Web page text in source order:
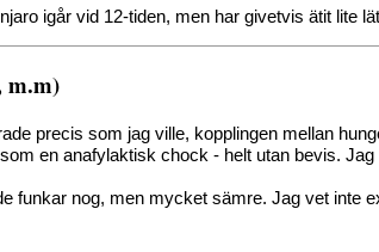
igår vid 12-tiden, men har givetvis ätit lite
m.m)
precis som jag ville, kopplingen mellan
en anafylaktisk chock - helt utan bevis.
funkar nog, men mycket sämre. Jag vet